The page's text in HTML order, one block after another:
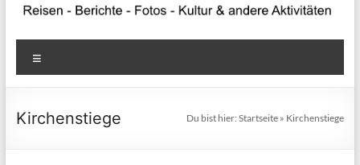
Blog
1
Reisen
Kirchenstiege Du bist hier:Startseite » Kirchenstiege